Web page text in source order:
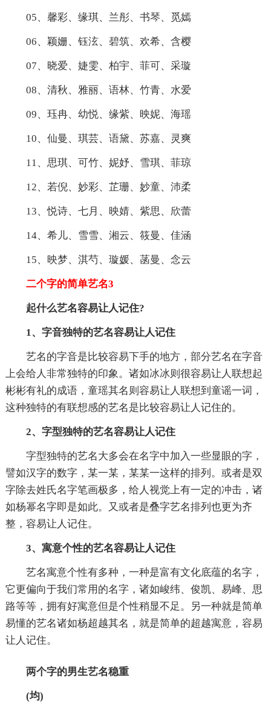
05、馨彩、缘琪、兰彤、书琴、觅嫣
06、颖姗、钰泫、碧筑、欢希、含樱
07、晓爱、婕雯、柏宇、菲可、采璇
08、清秋、雅丽、语林、竹青、水爱
09、珏冉、幼悦、缘紫、映妮、海瑶
10、仙曼、琪芸、语黛、苏嘉、灵爽
11、思琪、可竹、妮妤、雪琪、菲琼
12、若倪、妙彩、芷珊、妙童、沛柔
13、悦诗、七月、映婧、紫思、欣蕾
14、希儿、雪雪、湘云、筱曼、佳涵
15、映梦、淇芍、璇媛、菡曼、念云
二个字的简单艺名3
起什么艺名容易让人记住?
1、字音独特的艺名容易让人记住
艺名的字音是比较容易下手的地方，部分艺名在字音
上会给人非常独特的印象。诸如冰冰则很容易让人联想起
彬彬有礼的成语，童瑶其名则容易让人联想到童谣一词，
这种独特的有联想感的艺名是比较容易让人记住的。
2、字型独特的艺名容易让人记住
字型独特的艺名大多会在名字中加入一些显眼的字，
譬如汉字的数字，某一某，某某一这样的排列。或者是双
字除去姓氏名字笔画极多，给人视觉上有一定的冲击，诸
如杨幂名字即是如此。又或者是叠字艺名排列也更为齐
整，容易让人记住。
3、寓意个性的艺名容易让人记住
艺名寓意个性有多种，一种是富有文化底蕴的名字，
它更偏向于我们常用的名字，诸如峻纬、俊凯、易峰、思
路等等，拥有好寓意但是个性稍显不足。另一种就是简单
易懂的艺名诸如杨超越其名，就是简单的超越寓意，容易
让人记住。
两个字的男生艺名稳重
(均)